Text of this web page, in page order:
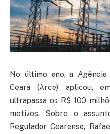
No último ano, a Agência
Ceará (Arce) aplicou,
ultrapassa os R$ 100
motivos. Sobre o
Regulador Cearense,